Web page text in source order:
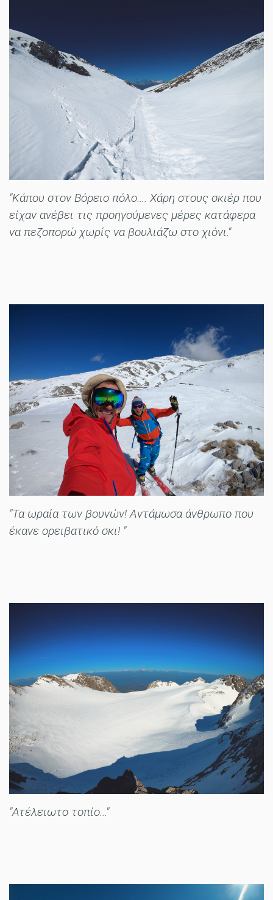
"Κάπου στον Βόρειο πόλο.... Χάρη στους σκιέρ που
είχαν ανέβει τις προηγούμενες μέρες κατάφερα
να πεζοπορώ χωρίς να βουλιάζω στο χιόνι."
"Τα ωραία των βουνών! Aντάμωσα άνθρωπο που
έκανε ορειβατικό σκι! "
"Ατέλειωτο τοπίο..."